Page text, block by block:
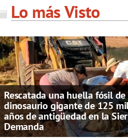
Lo más Visto
Rescatada una huella fósil
dinosaurio gigante de 125
años de antigüedad en la
Demanda